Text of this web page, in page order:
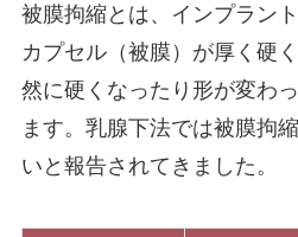
被膜拘縮とは、インプラン
カプセル（被膜）が厚く硬
然に硬くなったり形が変わ
ます。乳腺下法では被膜拘
いと報告されてきました。